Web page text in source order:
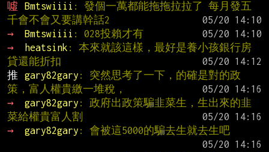
噓
Bmtswiiii : 發個一萬都能拖拖拉拉了 每月發五
千會不會又要講幹話2
→
Bmtswiiii : 028投賴才有
→
heatsink : 本來就該這樣，最好是養小孩銀行房
貸還能折扣
推
gary82gary : 突然思考了一下，的確是對的政
策，富人權貴繳一堆稅，
→
gary82gary : 政府出政策騙韭菜生，生出來的韭
菜給權貴富人割
→
gary82gary : 會被這5000的騙去生就去生吧